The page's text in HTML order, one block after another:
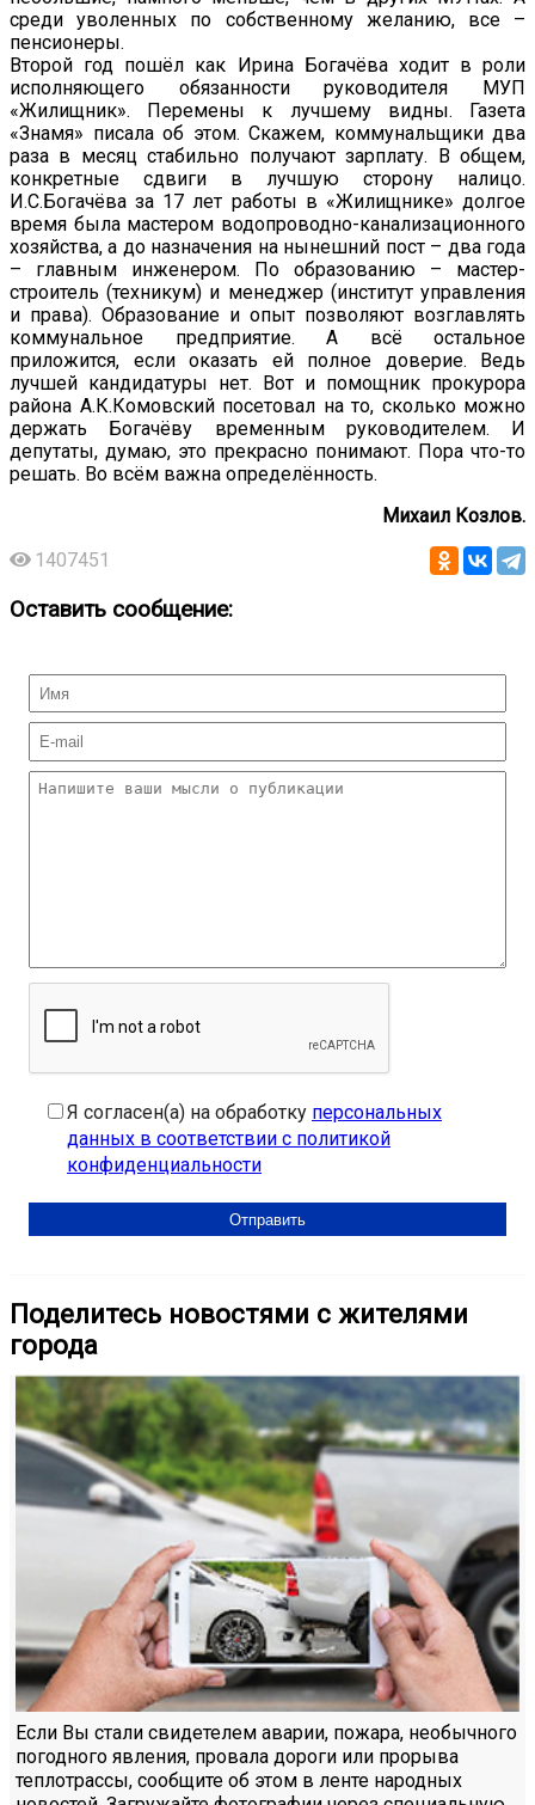
среди уволенных по собственному желанию, все –
пенсионеры.
Второй год пошёл как Ирина Богачёва ходит в роли
исполняющего обязанности руководителя МУП
«Жилищник». Перемены к лучшему видны. Газета
«Знамя» писала об этом. Скажем, коммунальщики два
раза в месяц стабильно получают зарплату. В общем,
конкретные сдвиги в лучшую сторону налицо.
И.С.Богачёва за 17 лет работы в «Жилищнике» долгое
время была мастером водопроводно-канализационного
хозяйства, а до назначения на нынешний пост – два года
– главным инженером. По образованию – мастер-
строитель (техникум) и менеджер (институт управления
и права). Образование и опыт позволяют возглавлять
коммунальное предприятие. А всё остальное
приложится, если оказать ей полное доверие. Ведь
лучшей кандидатуры нет. Вот и помощник прокурора
района А.К.Комовский посетовал на то, сколько можно
держать Богачёву временным руководителем. И
депутаты, думаю, это прекрасно понимают. Пора что-то
решать. Во всём важна определённость.
Михаил Козлов.
1407451
Оставить сообщение:
Я согласен(а) на обработку персональных
данных в соответствии с политикой
конфиденциальности
Поделитесь новостями с жителями
города
Если Вы стали свидетелем аварии, пожара, необычного
погодного явления, провала дороги или прорыва
теплотрассы, сообщите об этом в ленте народных